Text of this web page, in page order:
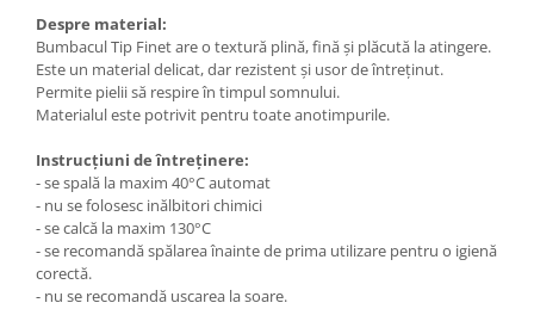
Despre material:
Bumbacul Tip Finet are o textură plină, fină și plăcută la atingere.
Este un material delicat, dar rezistent și usor de întreținut.
Permite pielii să respire în timpul somnului.
Materialul este potrivit pentru toate anotimpurile.
Instrucțiuni de întreținere:
- se spală la maxim 40°C automat
- nu se folosesc inălbitori chimici
- se calcă la maxim 130°C
- se recomandă spălarea înainte de prima utilizare pentru o igienă
corectă.
- nu se recomandă uscarea la soare.